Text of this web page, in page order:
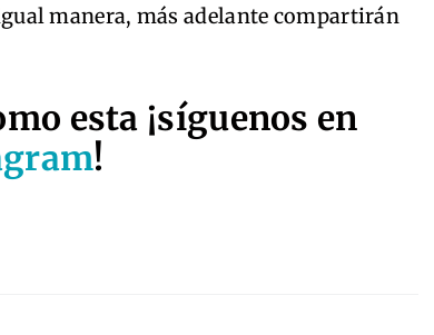
manera, más adelante compartirán
esta ¡síguenos en
!